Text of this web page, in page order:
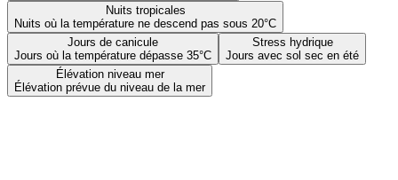
Nuits tropicales
Nuits où la température ne descend pas sous 20°C
Jours de canicule
Jours où la température dépasse 35°C
Stress hydrique
Jours avec sol sec en été
Élévation niveau mer
Élévation prévue du niveau de la mer